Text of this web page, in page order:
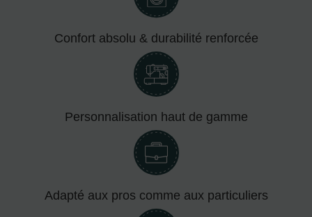
Confort absolu & durabilité renforcée
Personnalisation haut de gamme
Adapté aux pros comme aux particuliers